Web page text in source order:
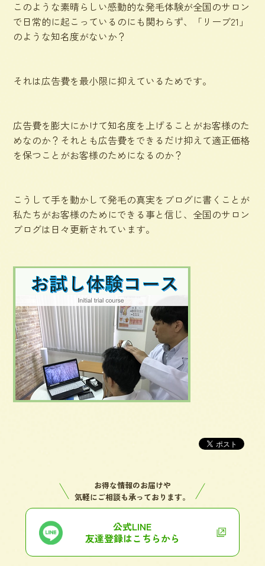
このような素晴らしい感動的な発毛体験が全国のサロン
で日常的に起こっているのにも関わらず、「リーブ21」
のような知名度がないか？
それは広告費を最小限に抑えているためです。
広告費を膨大にかけて知名度を上げることがお客様のた
めなのか？それとも広告費をできるだけ抑えて適正価格
を保つことがお客様のためになるのか？
こうして手を動かして発毛の真実をブログに書くことが
私たちがお客様のためにできる事と信じ、全国のサロン
ブログは日々更新されています。
お得な情報のお届けや
気軽にご相談も承っております。
公式LINE
友達登録はこちらから